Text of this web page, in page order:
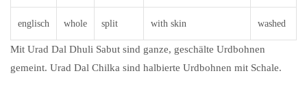
englisch whole split with skin washed
Mit Urad Dal Dhuli Sabut sind ganze, geschälte Urdbohnen
gemeint. Urad Dal Chilka sind halbierte Urdbohnen mit Schale.